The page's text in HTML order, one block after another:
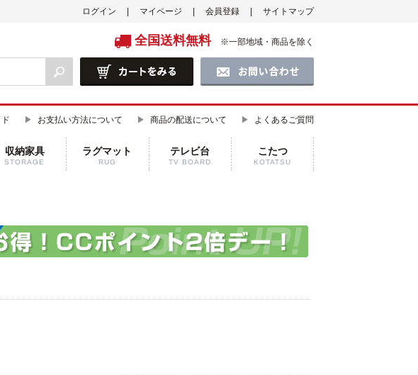
ログイン マイページ 会員登録 サイトマップ
全国送料無料 ※一部地域・商品を除く
お支払い方法について 商品の配送について よくあるご質問
収納家具
STORAGE
ラグマット
RUG
テレビ台
TV BOARD
こたつ
KOTATSU